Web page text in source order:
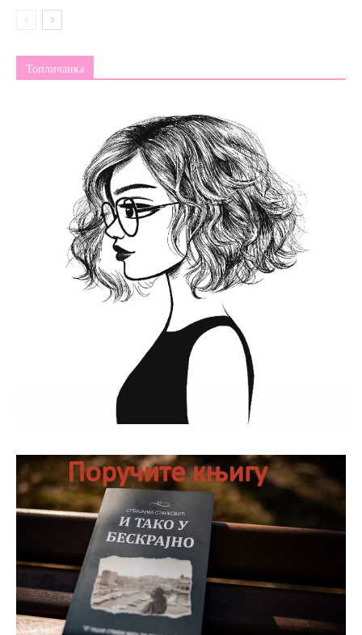
Топличанка